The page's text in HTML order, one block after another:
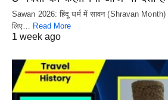
Sawan 2026: हिंदू धर्म में सावन (Shravan Month)
लिए…
Read More
1 week ago